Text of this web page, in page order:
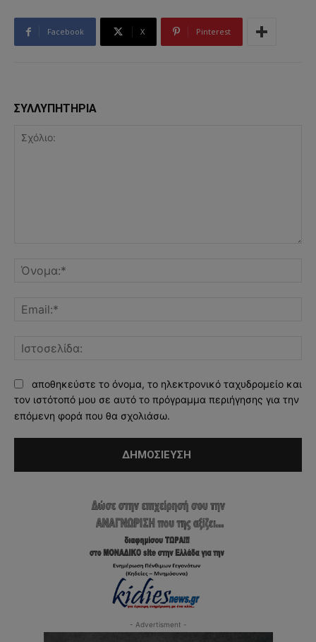
Facebook X Pinterest
ΣΥΛΛΥΠΗΤΗΡΙΑ
αποθηκεύστε το όνομα, το ηλεκτρονικό ταχυδρομείο και
τον ιστότοπό μου σε αυτό το πρόγραμμα περιήγησης για την
επόμενη φορά που θα σχολιάσω.
- Advertisment -